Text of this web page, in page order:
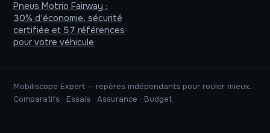
Pneus Motrio Fairway :
30% d'économie, sécurité
certifiée et 57 références
pour votre véhicule
Mobiliscope Expert — repères indépendants pour rouler mieux.
Comparatifs · Essais · Assurance · Budget